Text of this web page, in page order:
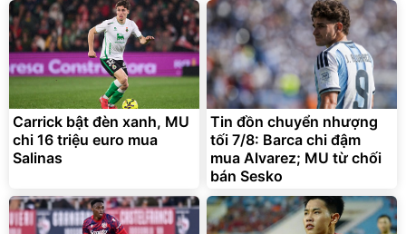
Carrick bật đèn xanh, MU
chi 16 triệu euro mua
Salinas
Tin đồn chuyển nhượng
tối 7/8: Barca chi đậm
mua Alvarez; MU từ chối
bán Sesko